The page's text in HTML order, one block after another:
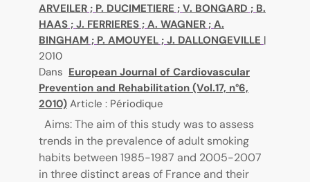
ARVEILER ; P. DUCIMETIERE ; V. BONGARD ; B.
HAAS ; J. FERRIERES ; A. WAGNER ; A.
BINGHAM ; P. AMOUYEL ; J. DALLONGEVILLE |
2010
Dans European Journal of Cardiovascular
Prevention and Rehabilitation (Vol.17, n°6,
2010) Article : Périodique
Aims: The aim of this study was to assess
trends in the prevalence of adult smoking
habits between 1985-1987 and 2005-2007
in three distinct areas of France and their